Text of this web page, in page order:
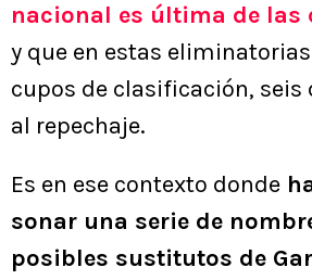
nacional es última de
y que en estas
cupos de clasificación, seis
al repechaje.
Es en ese contexto donde
sonar una serie de
posibles sustitutos de